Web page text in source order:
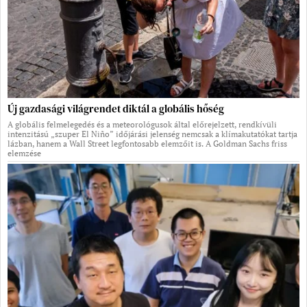
Új gazdasági világrendet diktál a globális hőség
A globális felmelegedés és a meteorológusok által előrejelzett, rendkívüli
intenzitású „szuper El Niño” időjárási jelenség nemcsak a klímakutatókat tartja
lázban, hanem a Wall Street legfontosabb elemzőit is. A Goldman Sachs friss
elemzése